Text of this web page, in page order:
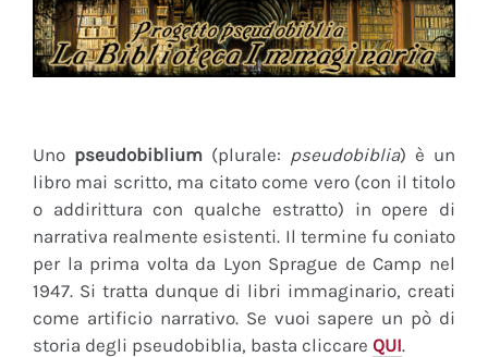
Uno pseudobiblium (plurale: pseudobiblia) è un
libro mai scritto, ma citato come vero (con il titolo
o addirittura con qualche estratto) in opere di
narrativa realmente esistenti. Il termine fu coniato
per la prima volta da Lyon Sprague de Camp nel
1947. Si tratta dunque di libri immaginario, creati
come artificio narrativo. Se vuoi sapere un pò di
storia degli pseudobiblia, basta cliccare QUI.